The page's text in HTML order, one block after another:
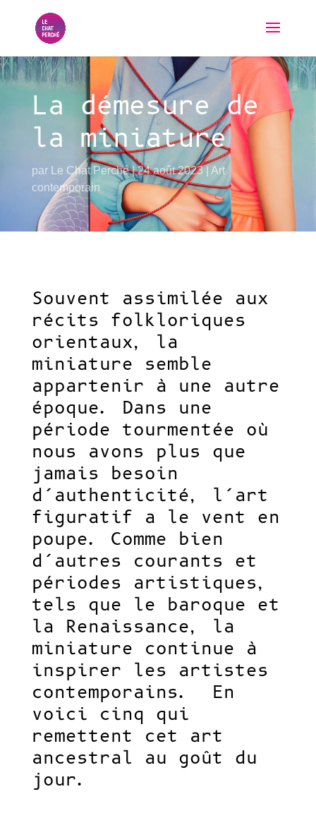
La démesure de
la miniature
par Le Chat Perché 24 août 2023
Art
contemporain
Souvent assimilée aux
récits folkloriques
orientaux, la
miniature semble
appartenir à une autre
époque. Dans une
période tourmentée où
nous avons plus que
jamais besoin
d’authenticité, l’art
figuratif a le vent en
poupe. Comme bien
d’autres courants et
périodes artistiques,
tels que le baroque et
la Renaissance, la
miniature continue à
inspirer les artistes
contemporains. En
voici cinq qui
remettent cet art
ancestral au goût du
jour.